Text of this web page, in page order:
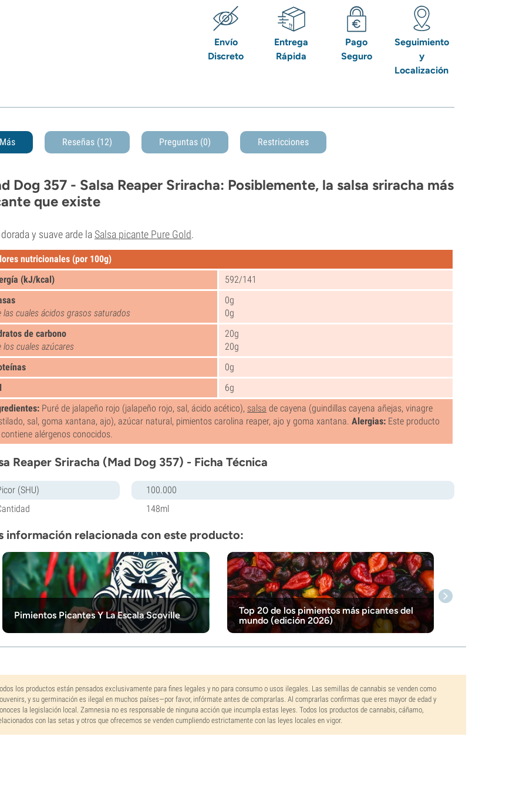
Envío
Discreto
Entrega
Rápida
Pago
Seguro
Seguimiento
y
Localización
Más Reseñas (12) Preguntas (0) Restricciones
Dog 357 - Salsa Reaper Sriracha: Posiblemente, la salsa sriracha más
que existe
y suave arde la Salsa picante Pure Gold.
nutricionales (por 100g)
(kJ/kcal)
592/141
las cuales ácidos grasos saturados
0g
0g
de carbono
los cuales azúcares
20g
20g
0g
6g
Puré de jalapeño rojo (jalapeño rojo, sal, ácido acético), salsa de cayena (guindillas cayena añejas, vinagre
sal, goma xantana, ajo), azúcar natural, pimientos carolina reaper, ajo y goma xantana. Alergias: Este producto
alérgenos conocidos.
Reaper Sriracha (Mad Dog 357) - Ficha Técnica
(SHU)
100.000
148ml
información relacionada con este producto:
Pimientos Picantes Y La Escala Scoville
Top 20 de los pimientos más picantes del
mundo (edición 2026)
los productos están pensados exclusivamente para fines legales y no para consumo o usos ilegales. Las semillas de cannabis se venden como
y su germinación es ilegal en muchos países—por favor, infórmate antes de comprarlas. Al comprarlas confirmas que eres mayor de edad y
la legislación local. Zamnesia no es responsable de ninguna acción que incumpla estas leyes. Todos los productos de cannabis, cáñamo,
con las setas y otros que ofrecemos se venden cumpliendo estrictamente con las leyes locales en vigor.